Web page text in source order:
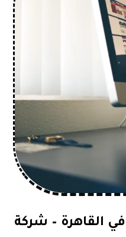
القاهرة – شركة